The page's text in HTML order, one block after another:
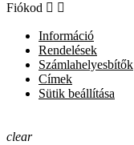
Fiókod  
Információ
Rendelések
Számlahelyesbítők
Címek
Sütik beállítása
clear